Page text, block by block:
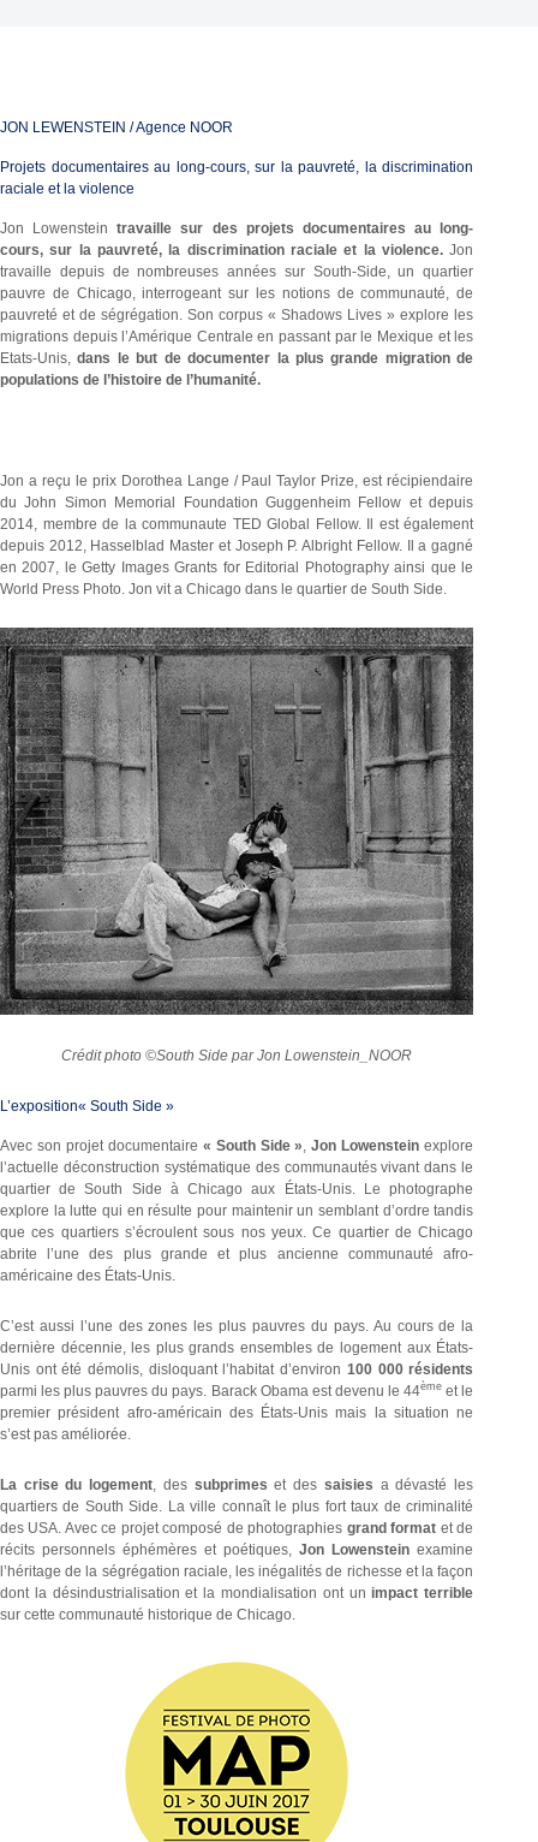
JON LEWENSTEIN / Agence NOOR
Projets documentaires au long-cours, sur la pauvreté, la discrimination
raciale et la violence
Jon Lowensteintravaille sur des projets documentaires au long-
cours, sur la pauvreté, la discrimination raciale et la violence.Jon
travaille depuis de nombreuses années sur South-Side, un quartier
pauvre de Chicago, interrogeant sur les notions de communauté, de
pauvreté et de ségrégation. Son corpus « Shadows Lives » explore les
migrations depuis l’Amérique Centrale en passant par le Mexique et les
Etats-Unis,dans le but de documenter la plus grande migration de
populations de l’histoire de l’humanité.
Jon a reçu le prix Dorothea Lange / Paul Taylor Prize, est récipiendaire
du John Simon Memorial Foundation Guggenheim Fellow et depuis
2014, membre de la communaute TED Global Fellow. Il est également
depuis 2012, Hasselblad Master et Joseph P. Albright Fellow. Il a gagné
en 2007, le Getty Images Grants for Editorial Photography ainsi que le
World Press Photo. Jon vit a Chicago dans le quartier de South Side.
Crédit photo ©South Side par Jon Lowenstein_NOOR
L’exposition« South Side »
Avec son projet documentaire « South Side »,Jon Lowenstein explore
l’actuelle déconstruction systématique des communautés vivant dans le
quartier de South Side à Chicago aux États-Unis. Le photographe
explore la lutte qui en résulte pour maintenir un semblant d’ordre tandis
que ces quartiers s’écroulent sous nos yeux. Ce quartier de Chicago
abrite l’une des plus grande et plus ancienne communauté afro-
américaine des États-Unis.
C’est aussi l’une des zones les plus pauvres du pays. Au cours de la
dernière décennie, les plus grands ensembles de logement aux États-
Unis ont été démolis, disloquant l’habitat d’environ 100 000 résidents
parmi les plus pauvres du pays. Barack Obama est devenu le 44ème et le
premier président afro-américain des États-Unis mais la situation ne
s’est pas améliorée.
La crise du logement, des subprimes et des saisies a dévasté les
quartiers de South Side. La ville connaît le plus fort taux de criminalité
des USA. Avec ce projet composé de photographies grand format et de
récits personnels éphémères et poétiques,Jon Lowenstein examine
l’héritage de la ségrégation raciale, les inégalités de richesse et la façon
dont la désindustrialisation et la mondialisation ont unimpact terrible
sur cette communauté historique de Chicago.